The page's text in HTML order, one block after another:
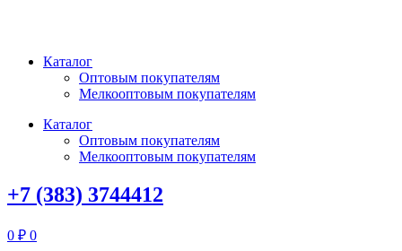
Каталог
Оптовым покупателям
Мелкооптовым покупателям
Каталог
Оптовым покупателям
Мелкооптовым покупателям
+7 (383) 3744412
0 ₽ 0